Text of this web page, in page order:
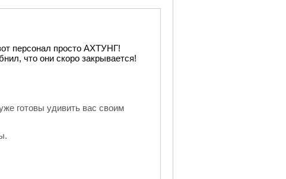
персонал просто АХТУНГ!
что они скоро закрывается!
готовы удивить вас своим